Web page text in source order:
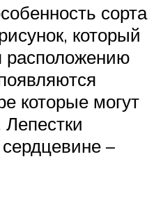
сорта
который
расположению
которые могут
сердцевине –